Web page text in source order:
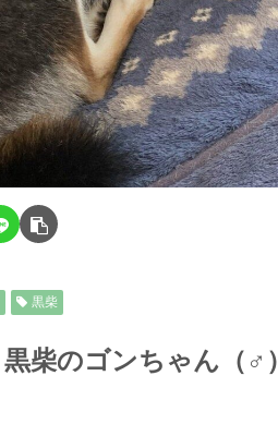
黒柴
黒柴のゴンちゃん（♂）